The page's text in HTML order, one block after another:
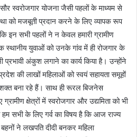
स्वरोजगार योजना जैसी पहलों के माध्यम से
को मजबूती प्रदान करने के लिए व्यापक रूप
इन सभी पहलों ने न केवल हमारी ग्रामीण
स्थानीय युवाओं को उनके गांव में ही रोजगार के
अंकुश लगाने का कार्य किया है। उन्होंने
की लाखों महिलाओं को स्वयं सहायता समूहों
बना रहे हैं। साथ ही रूरल बिजनेस
क्षेत्रों में स्वरोजगार और उद्यमिता को भी
हम सभी के लिए गर्व का विषय है कि आज राज्य
ने लखपति दीदी बनकर महिला